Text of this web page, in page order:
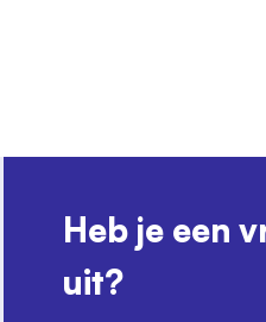
Heb je een
uit?